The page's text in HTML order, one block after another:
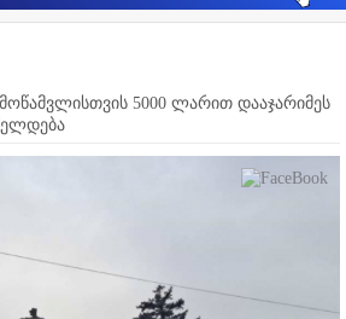
მოწამვლისთვის 5000 ლარით დააჯარიმეს